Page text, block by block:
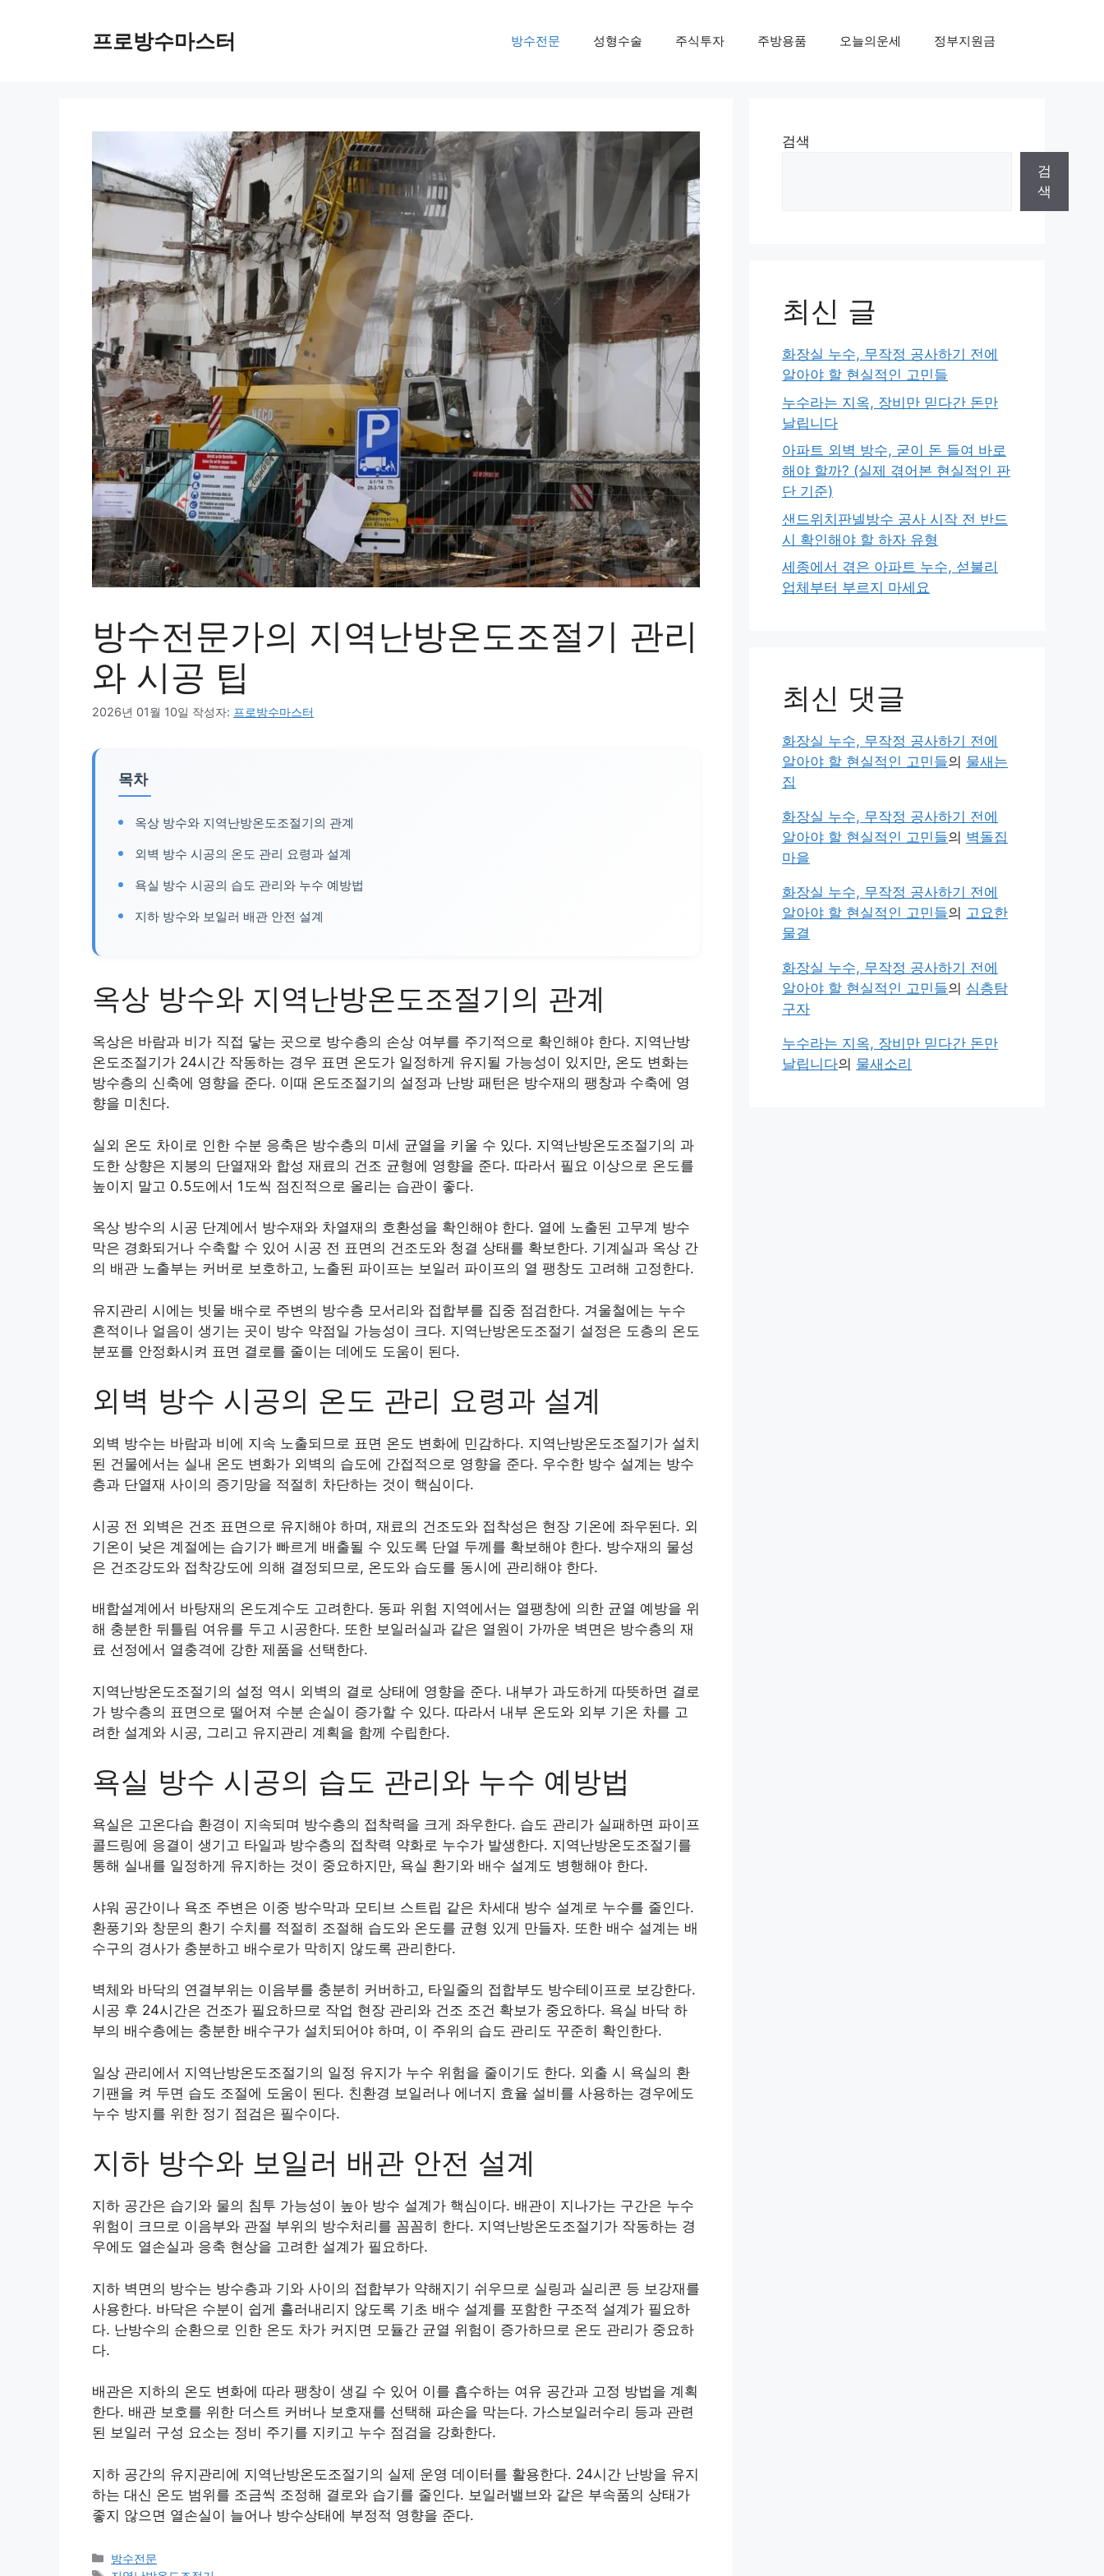
프로방수마스터 방수전문 성형수술 주식투자 주방용품 오늘의운세 정부지원금
방수전문가의 지역난방온도조절기 관리
와 시공 팁
2026년 01월 10일 작성자: 프로방수마스터
목차
옥상 방수와 지역난방온도조절기의 관계
외벽 방수 시공의 온도 관리 요령과 설계
욕실 방수 시공의 습도 관리와 누수 예방법
지하 방수와 보일러 배관 안전 설계
옥상 방수와 지역난방온도조절기의 관계
옥상은 바람과 비가 직접 닿는 곳으로 방수층의 손상 여부를 주기적으로 확인해야 한다. 지역난방
온도조절기가 24시간 작동하는 경우 표면 온도가 일정하게 유지될 가능성이 있지만, 온도 변화는
방수층의 신축에 영향을 준다. 이때 온도조절기의 설정과 난방 패턴은 방수재의 팽창과 수축에 영
향을 미친다.
실외 온도 차이로 인한 수분 응축은 방수층의 미세 균열을 키울 수 있다. 지역난방온도조절기의 과
도한 상향은 지붕의 단열재와 합성 재료의 건조 균형에 영향을 준다. 따라서 필요 이상으로 온도를
높이지 말고 0.5도에서 1도씩 점진적으로 올리는 습관이 좋다.
옥상 방수의 시공 단계에서 방수재와 차열재의 호환성을 확인해야 한다. 열에 노출된 고무계 방수
막은 경화되거나 수축할 수 있어 시공 전 표면의 건조도와 청결 상태를 확보한다. 기계실과 옥상 간
의 배관 노출부는 커버로 보호하고, 노출된 파이프는 보일러 파이프의 열 팽창도 고려해 고정한다.
유지관리 시에는 빗물 배수로 주변의 방수층 모서리와 접합부를 집중 점검한다. 겨울철에는 누수
흔적이나 얼음이 생기는 곳이 방수 약점일 가능성이 크다. 지역난방온도조절기 설정은 도층의 온도
분포를 안정화시켜 표면 결로를 줄이는 데에도 도움이 된다.
외벽 방수 시공의 온도 관리 요령과 설계
외벽 방수는 바람과 비에 지속 노출되므로 표면 온도 변화에 민감하다. 지역난방온도조절기가 설치
된 건물에서는 실내 온도 변화가 외벽의 습도에 간접적으로 영향을 준다. 우수한 방수 설계는 방수
층과 단열재 사이의 증기망을 적절히 차단하는 것이 핵심이다.
시공 전 외벽은 건조 표면으로 유지해야 하며, 재료의 건조도와 접착성은 현장 기온에 좌우된다. 외
기온이 낮은 계절에는 습기가 빠르게 배출될 수 있도록 단열 두께를 확보해야 한다. 방수재의 물성
은 건조강도와 접착강도에 의해 결정되므로, 온도와 습도를 동시에 관리해야 한다.
배합설계에서 바탕재의 온도계수도 고려한다. 동파 위험 지역에서는 열팽창에 의한 균열 예방을 위
해 충분한 뒤틀림 여유를 두고 시공한다. 또한 보일러실과 같은 열원이 가까운 벽면은 방수층의 재
료 선정에서 열충격에 강한 제품을 선택한다.
지역난방온도조절기의 설정 역시 외벽의 결로 상태에 영향을 준다. 내부가 과도하게 따뜻하면 결로
가 방수층의 표면으로 떨어져 수분 손실이 증가할 수 있다. 따라서 내부 온도와 외부 기온 차를 고
려한 설계와 시공, 그리고 유지관리 계획을 함께 수립한다.
욕실 방수 시공의 습도 관리와 누수 예방법
욕실은 고온다습 환경이 지속되며 방수층의 접착력을 크게 좌우한다. 습도 관리가 실패하면 파이프
콜드링에 응결이 생기고 타일과 방수층의 접착력 약화로 누수가 발생한다. 지역난방온도조절기를
통해 실내를 일정하게 유지하는 것이 중요하지만, 욕실 환기와 배수 설계도 병행해야 한다.
샤워 공간이나 욕조 주변은 이중 방수막과 모티브 스트립 같은 차세대 방수 설계로 누수를 줄인다.
환풍기와 창문의 환기 수치를 적절히 조절해 습도와 온도를 균형 있게 만들자. 또한 배수 설계는 배
수구의 경사가 충분하고 배수로가 막히지 않도록 관리한다.
벽체와 바닥의 연결부위는 이음부를 충분히 커버하고, 타일줄의 접합부도 방수테이프로 보강한다.
시공 후 24시간은 건조가 필요하므로 작업 현장 관리와 건조 조건 확보가 중요하다. 욕실 바닥 하
부의 배수층에는 충분한 배수구가 설치되어야 하며, 이 주위의 습도 관리도 꾸준히 확인한다.
일상 관리에서 지역난방온도조절기의 일정 유지가 누수 위험을 줄이기도 한다. 외출 시 욕실의 환
기팬을 켜 두면 습도 조절에 도움이 된다. 친환경 보일러나 에너지 효율 설비를 사용하는 경우에도
누수 방지를 위한 정기 점검은 필수이다.
지하 방수와 보일러 배관 안전 설계
지하 공간은 습기와 물의 침투 가능성이 높아 방수 설계가 핵심이다. 배관이 지나가는 구간은 누수
위험이 크므로 이음부와 관절 부위의 방수처리를 꼼꼼히 한다. 지역난방온도조절기가 작동하는 경
우에도 열손실과 응축 현상을 고려한 설계가 필요하다.
지하 벽면의 방수는 방수층과 기와 사이의 접합부가 약해지기 쉬우므로 실링과 실리콘 등 보강재를
사용한다. 바닥은 수분이 쉽게 흘러내리지 않도록 기초 배수 설계를 포함한 구조적 설계가 필요하
다. 난방수의 순환으로 인한 온도 차가 커지면 모듈간 균열 위험이 증가하므로 온도 관리가 중요하
다.
배관은 지하의 온도 변화에 따라 팽창이 생길 수 있어 이를 흡수하는 여유 공간과 고정 방법을 계획
한다. 배관 보호를 위한 더스트 커버나 보호재를 선택해 파손을 막는다. 가스보일러수리 등과 관련
된 보일러 구성 요소는 정비 주기를 지키고 누수 점검을 강화한다.
지하 공간의 유지관리에 지역난방온도조절기의 실제 운영 데이터를 활용한다. 24시간 난방을 유지
하는 대신 온도 범위를 조금씩 조정해 결로와 습기를 줄인다. 보일러밸브와 같은 부속품의 상태가
좋지 않으면 열손실이 늘어나 방수상태에 부정적 영향을 준다.
카
방수전문
검색
검
색
최신 글
화장실 누수, 무작정 공사하기 전에
알아야 할 현실적인 고민들
누수라는 지옥, 장비만 믿다간 돈만
날립니다
아파트 외벽 방수, 굳이 돈 들여 바로
해야 할까? (실제 겪어본 현실적인 판
단 기준)
샌드위치판넬방수 공사 시작 전 반드
시 확인해야 할 하자 유형
세종에서 겪은 아파트 누수, 섣불리
업체부터 부르지 마세요
최신 댓글
화장실 누수, 무작정 공사하기 전에
알아야 할 현실적인 고민들의 물새는
집
화장실 누수, 무작정 공사하기 전에
알아야 할 현실적인 고민들의 벽돌집
마을
화장실 누수, 무작정 공사하기 전에
알아야 할 현실적인 고민들의 고요한
물결
화장실 누수, 무작정 공사하기 전에
알아야 할 현실적인 고민들의 심층탐
구자
누수라는 지옥, 장비만 믿다간 돈만
날립니다의 물새소리